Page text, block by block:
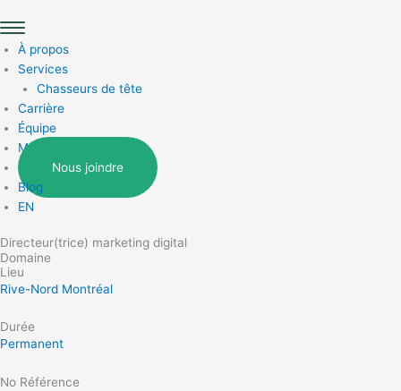
au
contenu
Menu
À propos
Services
Chasseurs de tête
Carrière
Équipe
Métiers
Nous joindre
Blog
EN
Directeur(trice) marketing digital
Domaine
Lieu
Rive-Nord Montréal
Durée
Permanent
No Référence